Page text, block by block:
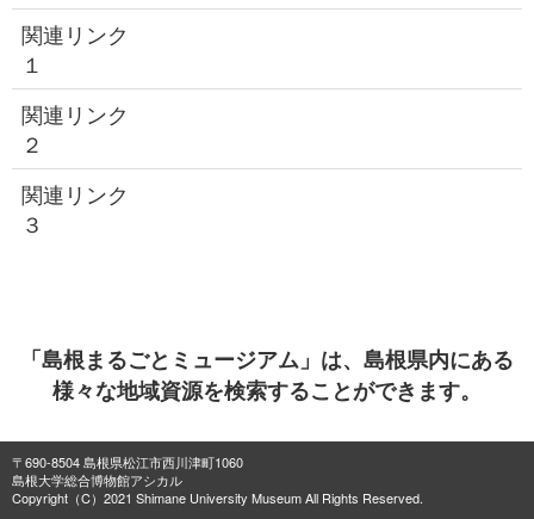
関連リンク
１
関連リンク
２
関連リンク
３
「島根まるごとミュージアム」は、島根県内にある
様々な地域資源を検索することができます。
〒690-8504 島根県松江市西川津町1060
島根大学総合博物館アシカル
Copyright（C）2021 Shimane University Museum All Rights Reserved.